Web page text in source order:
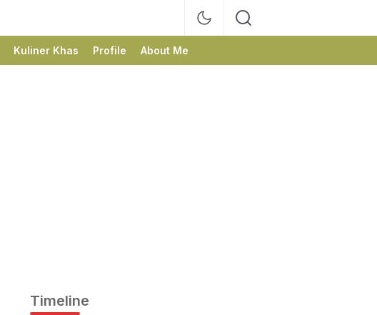
Kuliner Khas Profile About Me
Timeline